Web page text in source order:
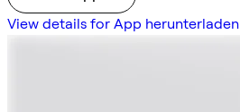
View details for App herunterladen